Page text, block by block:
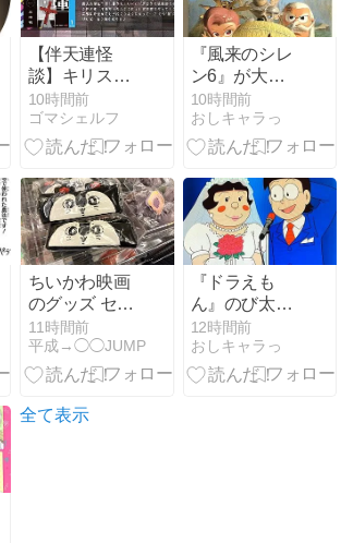
る
【伴天連怪
談】キリスト
教が禁止され
ていた江戸時
代の悪魔祓い
ラー漫画【ネ
タバレ感想】
10時間前
ゴマシェルフ
『風来のシレ
ン6』が大ヒ
ットしたのに
何故か2がリ
メイクされな
10時間前
おしキャラっ
ちいかわ映画
のグッズ セイ
レーンのヘア
バンドが可愛
い！
11時間前
平成→◯◯JUMP
『ドラえも
ん』のび太と
ジャイ子、意
外に幸せだっ
たのかもしれ
12時間前
おしキャラっ
全て表示